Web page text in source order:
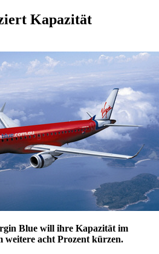
Kapazität
Blue will ihre Kapazität im
weitere acht Prozent kürzen.